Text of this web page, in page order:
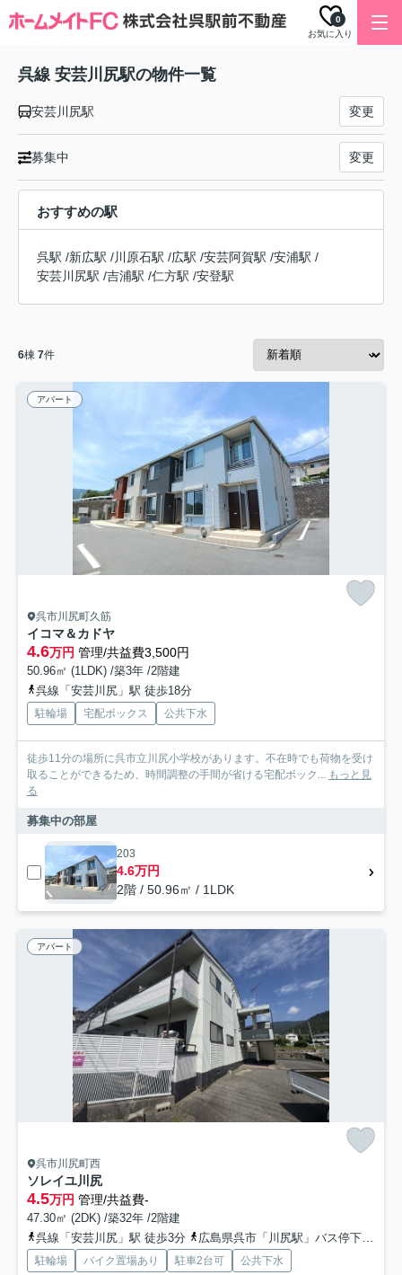
お気に入り
0
呉線 安芸川尻駅の物件一覧
安芸川尻駅 変更
募集中 変更
おすすめの駅
呉駅 /新広駅 /川原石駅 /広駅 /安芸阿賀駅 /安浦駅 /
安芸川尻駅 /吉浦駅 /仁方駅 /安登駅
6棟 7件
アパート
呉市川尻町久筋
イコマ＆カドヤ
4.6万円 管理/共益費3,500円
50.96㎡ (1LDK) /築3年 /2階建
呉線「安芸川尻」駅 徒歩18分
駐輪場 宅配ボックス 公共下水
徒歩11分の場所に呉市立川尻小学校があります。不在時でも荷物を受け
取ることができるため、時間調整の手間が省ける宅配ボック... もっと見
る
募集中の部屋
203
4.6万円
2階 / 50.96㎡ / 1LDK
アパート
呉市川尻町西
ソレイユ川尻
4.5万円 管理/共益費-
47.30㎡ (2DK) /築32年 /2階建
呉線「安芸川尻」駅 徒歩3分
広島県呉市「川尻駅」バス停下車 徒歩2分
駐輪場 バイク置場あり 駐車2台可 公共下水